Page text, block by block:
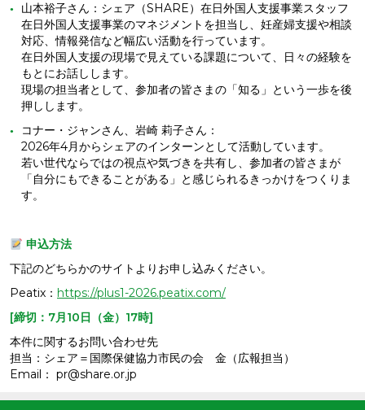
山本裕子さん：シェア（SHARE）在日外国人支援事業スタッフ
在日外国人支援事業のマネジメントを担当し、妊産婦支援や相談
対応、情報発信など幅広い活動を行っています。
在日外国人支援の現場で見えている課題について、日々の経験を
もとにお話しします。
現場の担当者として、参加者の皆さまの「知る」という一歩を後
押しします。
コナー・ジャンさん、岩崎 莉子さん：
2026年4月からシェアのインターンとして活動しています。
若い世代ならではの視点や気づきを共有し、参加者の皆さまが
「自分にもできることがある」と感じられるきっかけをつくりま
す。
申込方法
下記のどちらかのサイトよりお申し込みください。
Peatix： https://plus1-2026.peatix.com/
[締切：7月10日（金）17時]
本件に関するお問い合わせ先
担当：シェア＝国際保健協力市民の会 金（広報担当）
Email： pr@share.or.jp